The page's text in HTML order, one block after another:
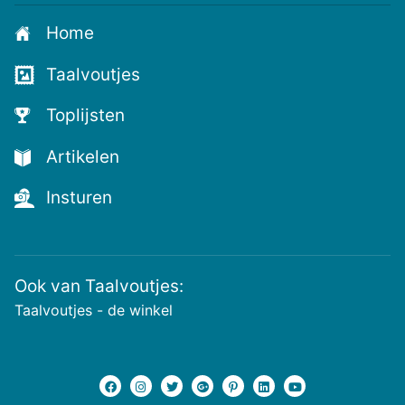
voor
de
nieuwste
voutjes
en
de
voutste
nieuwtjes!
Home
Taalvoutjes
Toplijsten
Artikelen
Insturen
Ook van Taalvoutjes:
Taalvoutjes - de winkel